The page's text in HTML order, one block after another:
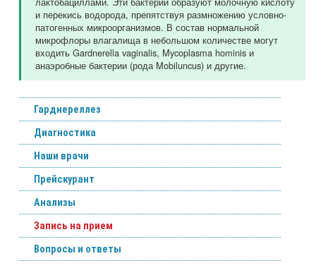
и перекись водорода, препятствуя размножению условно-
патогенных микроорганизмов. В состав нормальной
микрофлоры влагалища в небольшом количестве могут
входить Gardnerella vaginalis, Mycoplasma hominis и
анаэробные бактерии (рода Mobiluncus) и другие.
Гарднереллез
Диагностика
Наши врачи
Прейскурант
Анализы
Запись на прием
Вопросы и ответы